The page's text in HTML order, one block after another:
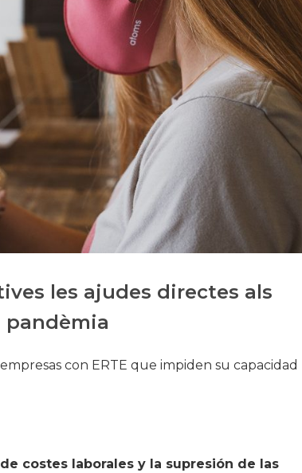
Organizaciones sectoriales
Sociedad Barcelonesa de
Económicos y Sociales
Organizaciones territoriales
Conoce más
Historia
Galería de Presidentes
Biblioteca Archivo
Sede Social
les ajudes directes als
pandèmia
con ERTE que impiden su capacidad
costes laborales y la supresión de las